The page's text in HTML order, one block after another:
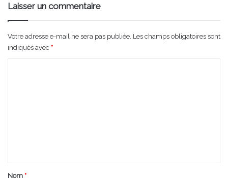
Laisser un commentaire
Votre adresse e-mail ne sera pas publiée. Les champs obligatoires sont
indiqués avec *
aNom *